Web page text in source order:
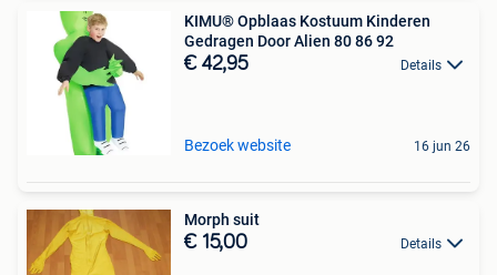
KIMU® Opblaas Kostuum Kinderen
Gedragen Door Alien 80 86 92
€ 42,95 Details
Bezoek website 16 jun 26
Morph suit
€ 15,00 Details